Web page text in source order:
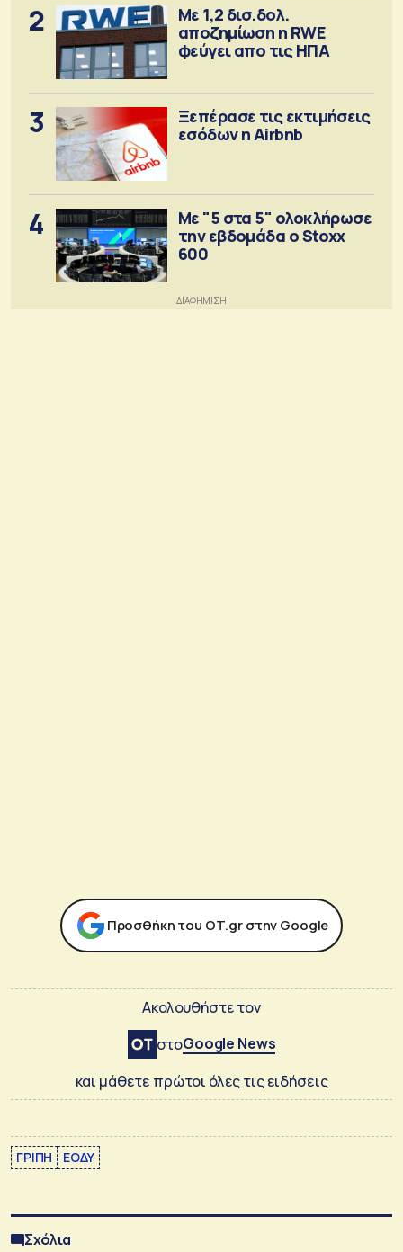
2
Με 1,2 δισ.δολ.
αποζημίωση η RWE
φεύγει απο τις ΗΠΑ
3
Ξεπέρασε τις εκτιμήσεις
εσόδων η Airbnb
4
Με "5 στα 5" ολοκλήρωσε
την εβδομάδα ο Stoxx
600
Προσθήκη του ΟΤ.gr στην Google
Ακολουθήστε τον
στοGoogle News
και μάθετε πρώτοι όλες τις ειδήσεις
ΓΡΙΠΗ ΕΟΔΥ
Σχόλια